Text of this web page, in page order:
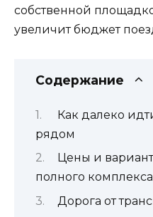
собственной
увеличит бюджет
Содержание
Как далеко
рядом
Цены и
полного комплекса
Дорога от